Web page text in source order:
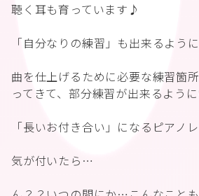
聴く耳も育っています♪
「自分なりの練習」も出来るよう
曲を仕上げるために必要な練習箇
ってきて、部分練習が出来るように
「長いお付き合い」になるピアノレ
気が付いたら…